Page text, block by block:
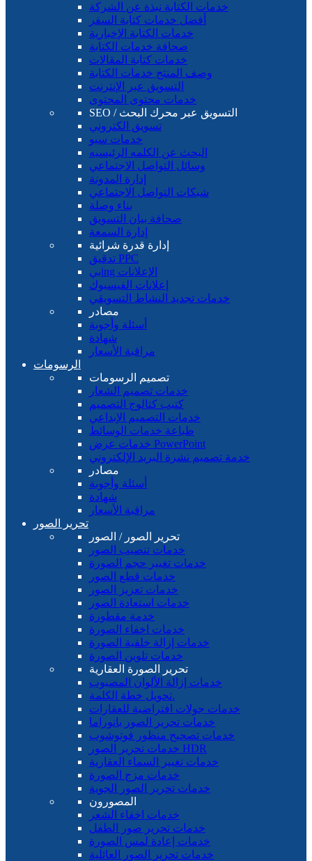
خدمات الكتابة نبذة عن الشركة
أفضل خدمات كتابة السفر
خدمات الكتابة الإخبارية
صحافة خدمات الكتابة
خدمات كتابة المقالات
وصف المنتج خدمات الكتابة
التسويق عبر الإنترنت
خدمات محتوى المحتوى
SEO / التسويق عبر محرك البحث
تسويق الكتروني
خدمات سيو
البحث عن الكلمه الرئيسيه
وسائل التواصل الاجتماعي
إدارة المدونة
شبكات التواصل الاجتماعي
بناء وصلة
صحافة بيان التسويق
إدارة السمعة
إدارة قدرة شرائية
تدقيق PPC
بيing الإعلانات
إعلانات الفيسبوك
خدمات تجديد النشاط التسويقي
مصادر
أسئلة وأجوبة
شهادة
مراقبة الأسعار
الرسومات
تصميم الرسومات
خدمات تصميم الشعار
كتيب كتالوج التصميم
خدمات التصميم الإبداعي
طباعة خدمات الوسائط
خدمات عرض PowerPoint
خدمة تصميم نشرة البريد الإلكتروني
مصادر
أسئلة وأجوبة
شهادة
مراقبة الأسعار
تحرير الصور
تحرير الصور / الصور
خدمات تنصيب الصور
خدمات تغيير حجم الصورة
خدمات قطع الصور
خدمات تعزيز الصور
خدمات استعادة الصور
خدمة مقطورة
خدمات اخفاء الصورة
خدمات إزالة خلفية الصورة
خدمات تلوين الصورة
تحرير الصورة العقارية
خدمات إزالة الألوان المصبوب
تحويل خطة الكلمة.
خدمات جولات افتراضية للعقارات
خدمات تحرير الصور بانوراما
خدمات تصحيح منظور فوتوشوب
خدمات تحرير الصور HDR
خدمات تغيير السماء العقارية
خدمات مزج الصورة
خدمات تحرير الصور الجوية
المصورون
خدمات اخفاء الشعر
خدمات تحرير صور الطفل
خدمات إعادة لمس الصورة
خدمات تحرير الصور العائلية